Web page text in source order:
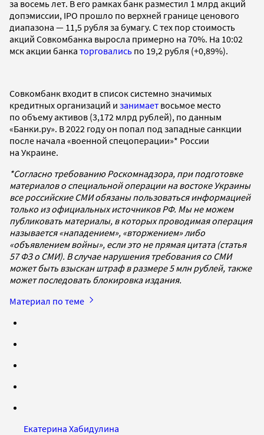
за восемь лет. В его рамках банк разместил 1 млрд акций
допэмиссии, IPO прошло по верхней границе ценового
диапазона — 11,5 рубля за бумагу. С тех пор стоимость
акций Совкомбанка выросла примерно на 70%. На 10:02
мск акции банка торговались по 19,2 рубля (+0,89%).
Совкомбанк входит в список системно значимых
кредитных организаций и занимает восьмое место
по объему активов (3,172 млрд рублей), по данным
«Банки.ру». В 2022 году он попал под западные санкции
после начала «военной спецоперации»* России
на Украине.
*Согласно требованию Роскомнадзора, при подготовке
материалов о специальной операции на востоке Украины
все российские СМИ обязаны пользоваться информацией
только из официальных источников РФ. Мы не можем
публиковать материалы, в которых проводимая операция
называется «нападением», «вторжением» либо
«объявлением войны», если это не прямая цитата (статья
57 ФЗ о СМИ). В случае нарушения требования со СМИ
может быть взыскан штраф в размере 5 млн рублей, также
может последовать блокировка издания.
Материал по теме
Екатерина Хабидулина